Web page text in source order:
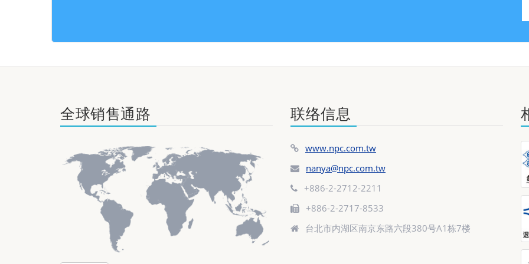
全球销售通路 联络信息
www.npc.com.tw
nanya@npc.com.tw
+886-2-2712-2211
+886-2-2717-8533
台北市内湖区南京东路六段380号A1栋7楼